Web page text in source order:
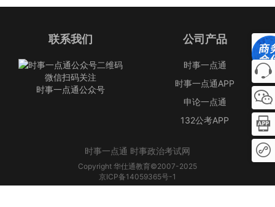
联系我们
微信扫码关注
时事一点通公众号
公司产品
时事一点通
时事一点通APP
申论一点通
132公考APP
时事一点通 时事政治考试网
Copyright 华仕通教育©2007-2025
京ICP备14059365号-1